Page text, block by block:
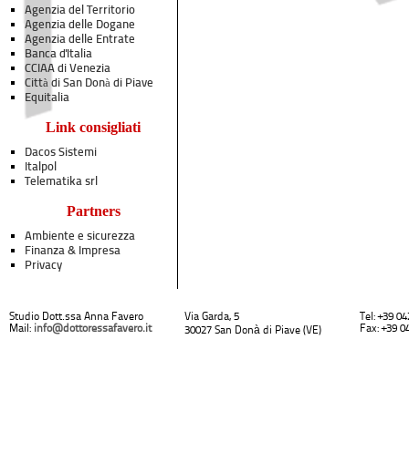
Agenzia del Territorio
Agenzia delle Dogane
Agenzia delle Entrate
Banca d'Italia
CCIAA di Venezia
Città di San Donà di Piave
Equitalia
Link consigliati
Dacos Sistemi
Italpol
Telematika srl
Partners
Ambiente e sicurezza
Finanza & Impresa
Privacy
Studio Dott.ssa Anna Favero
Mail: info@dottoressafavero.it
Via Garda, 5
30027 San Donà di Piave (VE)
Tel: +39
Fax: +39